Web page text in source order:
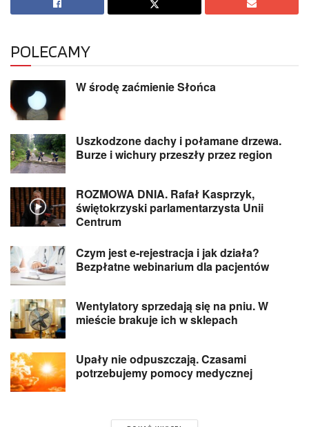
POLECAMY
W środę zaćmienie Słońca
Uszkodzone dachy i połamane drzewa.
Burze i wichury przeszły przez region
ROZMOWA DNIA. Rafał Kasprzyk,
świętokrzyski parlamentarzysta Unii
Centrum
Czym jest e-rejestracja i jak działa?
Bezpłatne webinarium dla pacjentów
Wentylatory sprzedają się na pniu. W
mieście brakuje ich w sklepach
Upały nie odpuszczają. Czasami
potrzebujemy pomocy medycznej